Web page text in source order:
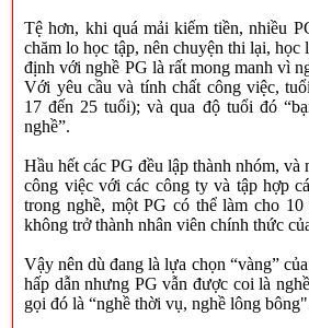
Tệ hơn, khi quá mải kiếm tiền, nhiều
chăm lo học tập, nên chuyện thi lại,
định với nghề PG là rất mong manh vì
Với yêu cầu và tính chất công việc,
17 đến 25 tuổi); và qua độ tuổi đó
nghề”.
Hầu hết các PG đều lập thành nhóm,
công việc với các công ty và tập hợp
trong nghề, một PG có thể làm cho
không trở thành nhân viên chính thức
Vậy nên dù đang là lựa chọn “vàng”
hấp dẫn nhưng PG vẫn được coi là
gọi đó là “nghề thời vụ, nghề lông